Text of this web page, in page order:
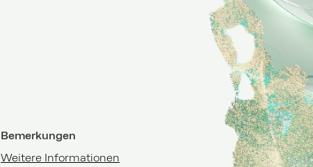
Bemerkungen
Weitere Informationen